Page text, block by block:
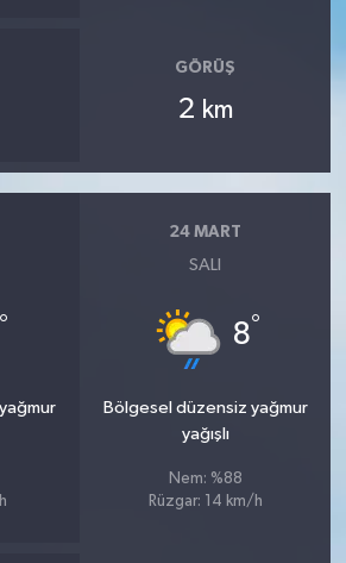
GÖRÜŞ
2 km
°
24 MART
SALI
8°
Bölgesel düzensiz yağmur
yağışlı
Nem: %88
Rüzgar: 14 km/h